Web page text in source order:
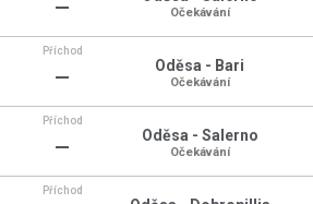
— Očekávání
Příchod
—
Oděsa - Bari
Očekávání
Příchod
—
Oděsa - Salerno
Očekávání
Příchod